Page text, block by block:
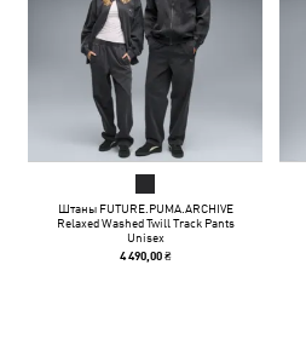
Штаны FUTURE.PUMA.ARCHIVE
Relaxed Washed Twill Track Pants
Unisex
4 490,00 ₴